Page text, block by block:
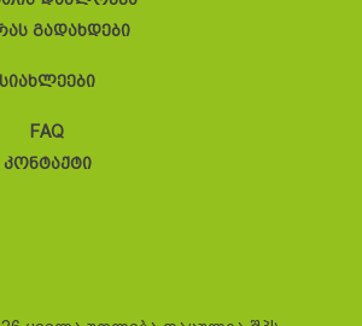
გადახდები
სიახლეები
FAQ
კონტაქტი